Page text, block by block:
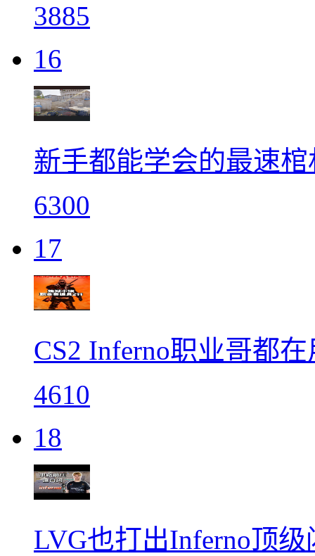
3885
16
新手都能学会的最速棺
6300
17
CS2 Inferno职业哥都
4610
18
LVG也打出Inferno顶